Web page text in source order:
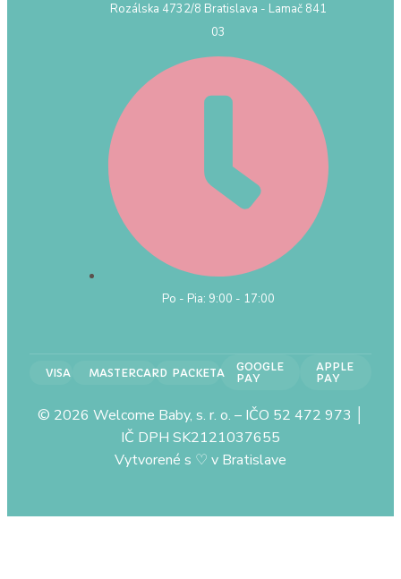
Rozálska 4732/8 Bratislava - Lamač 841
03
Po - Pia: 9:00 - 17:00
VISA MASTERCARD PACKETA
GOOGLE
PAY
APPLE
PAY
© 2026 Welcome Baby, s. r. o. – IČO 52 472 973 │
IČ DPH SK2121037655
Vytvorené s ♡ v Bratislave